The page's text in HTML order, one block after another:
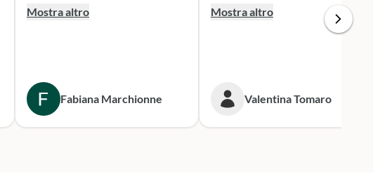
attenzione e serietà nella scelta e
Consegna puntualissima
secondo i tempi stabiliti.
Sicuramente mi rivolgerò a loro
Mostra altro
Fabiana Marchionne
Silvia per qualsiasi cambiamento
nella produzione e nel dare
Mostra altro
Valentina Tomaro